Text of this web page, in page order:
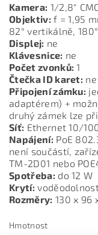
Kamera: 1/2,8"
Objektiv: f = 1,95
82° vertikálně,
Displej: ne
Klávesnice: ne
Počet zvonků: 1
Čtečka ID karet: ne
Připojení zámku:
adaptérem) +
druhý zámek lze
Síť: Ethernet 10/
Napájení: PoE
není součástí,
TM-2D01 nebo
Spotřeba: do 12 W
Krytí:
Rozměry: 130 x 96
Hmotnost